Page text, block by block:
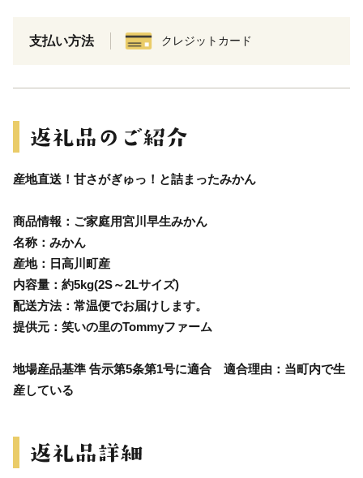
支払い方法 クレジットカード
産地直送！甘さがぎゅっ！と詰まったみかん
商品情報：ご家庭用宮川早生みかん
名称：みかん
産地：日高川町産
内容量：約5kg(2S～2Lサイズ)
配送方法：常温便でお届けします。
提供元：笑いの里のTommyファーム
地場産品基準 告示第5条第1号に適合 適合理由：当町内で生
産している